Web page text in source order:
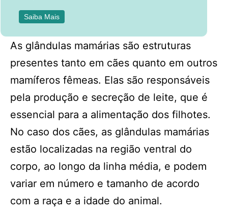
Saiba Mais
As glândulas mamárias são estruturas
presentes tanto em cães quanto em outros
mamíferos fêmeas. Elas são responsáveis
pela produção e secreção de leite, que é
essencial para a alimentação dos filhotes.
No caso dos cães, as glândulas mamárias
estão localizadas na região ventral do
corpo, ao longo da linha média, e podem
variar em número e tamanho de acordo
com a raça e a idade do animal.